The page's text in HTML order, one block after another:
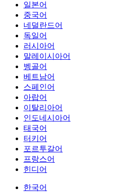
일본어
중국어
네덜란드어
독일어
러시아어
말레이시아어
벵골어
베트남어
스페인어
아랍어
이탈리아어
인도네시아어
태국어
터키어
포르투갈어
프랑스어
힌디어
한국어